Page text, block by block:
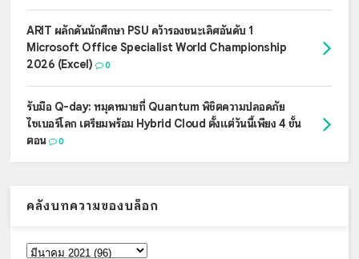
ARIT ผลักดันนักศึกษา PSU คว้ารองชนะเลิศอันดับ 1
Microsoft Office Specialist World Championship
2026 (Excel)
0
รับมือ Q-day: หมุดหมายที่ Quantum พิชิตความปลอดภัย
ไซเบอร์โลก เตรียมพร้อม Hybrid Cloud ตั้งแต่วันนี้เพียง 4 ขั้น
ตอน
0
คลังบทความของบล็อก